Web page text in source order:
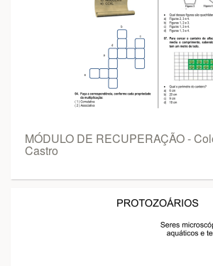
MÓDULO DE RECUPERAÇÃO -
Castro